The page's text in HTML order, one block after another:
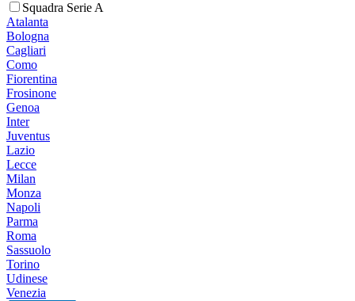
Squadra Serie A
Atalanta
Bologna
Cagliari
Como
Fiorentina
Frosinone
Genoa
Inter
Juventus
Lazio
Lecce
Milan
Monza
Napoli
Parma
Roma
Sassuolo
Torino
Udinese
Venezia